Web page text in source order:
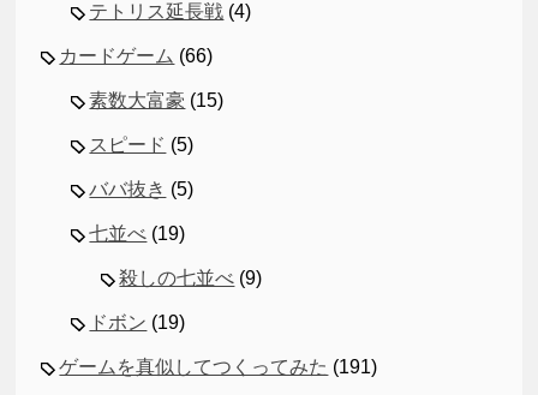
テトリス延長戦 (4)
カードゲーム (66)
素数大富豪 (15)
スピード (5)
ババ抜き (5)
七並べ (19)
殺しの七並べ (9)
ドボン (19)
ゲームを真似してつくってみた (191)